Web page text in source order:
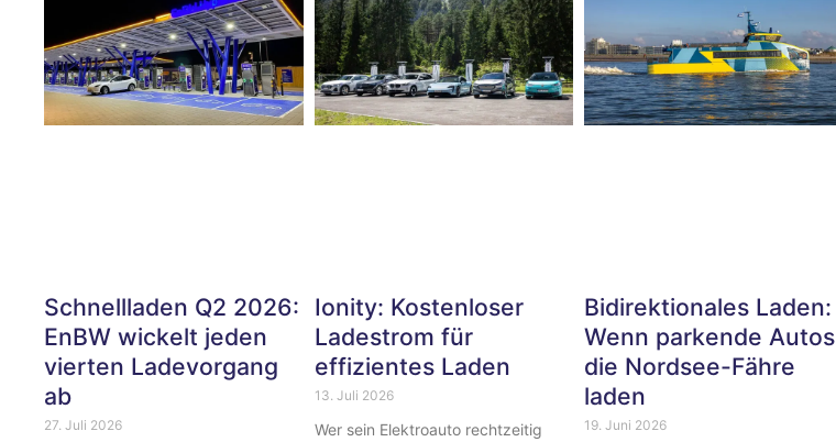
Schnellladen Q2 2026:
EnBW wickelt jeden
vierten Ladevorgang
ab
27. Juli 2026
Ionity: Kostenloser
Ladestrom für
effizientes Laden
13. Juli 2026
Wer sein Elektroauto rechtzeitig
Bidirektionales Laden:
Wenn parkende Autos
die Nordsee-Fähre
laden
19. Juni 2026